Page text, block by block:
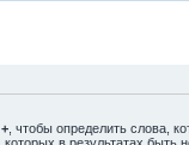
+ , чтобы определить слова,
которых в результатах быть